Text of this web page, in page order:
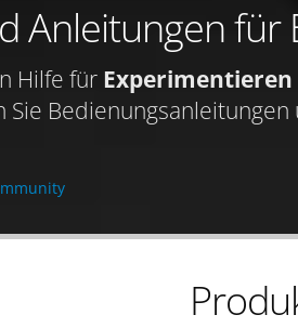
Anleitungen
Hilfe für Experimentieren
Sie